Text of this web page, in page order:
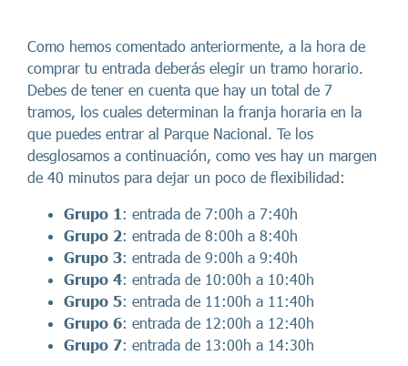
Como hemos comentado anteriormente, a la hora de
comprar tu entrada deberás elegir un tramo horario.
Debes de tener en cuenta que hay un total de 7
tramos, los cuales determinan la franja horaria en la
que puedes entrar al Parque Nacional. Te los
desglosamos a continuación, como ves hay un margen
de 40 minutos para dejar un poco de flexibilidad:
Grupo 1 : entrada de 7:00h a 7:40h
Grupo 2: entrada de 8:00h a 8:40h
Grupo 3: entrada de 9:00h a 9:40h
Grupo 4: entrada de 10:00h a 10:40h
Grupo 5: entrada de 11:00h a 11:40h
Grupo 6: entrada de 12:00h a 12:40h
Grupo 7: entrada de 13:00h a 14:30h